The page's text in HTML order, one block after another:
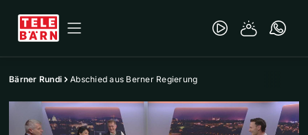
Bärner Rundi Abschied aus Berner Regierung